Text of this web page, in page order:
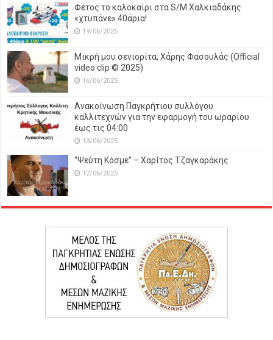
Φέτος το καλοκαίρι στα S/M Χαλκιαδάκης
«χτυπάνε» 40άρια!
19/06/2025
Μικρή μου σενιορίτα, Χάρης Φασουλάς (Official
video clip © 2025)
16/06/2025
Ανακοίνωση Παγκρήτιου συλλόγου
καλλιτεχνών για την εφαρμογή του ωραρίου
έως τις 04:00
13/06/2025
‘’Ψεύτη Κόσμε’’ – Χαρίτος Τζαγκαράκης
12/06/2025